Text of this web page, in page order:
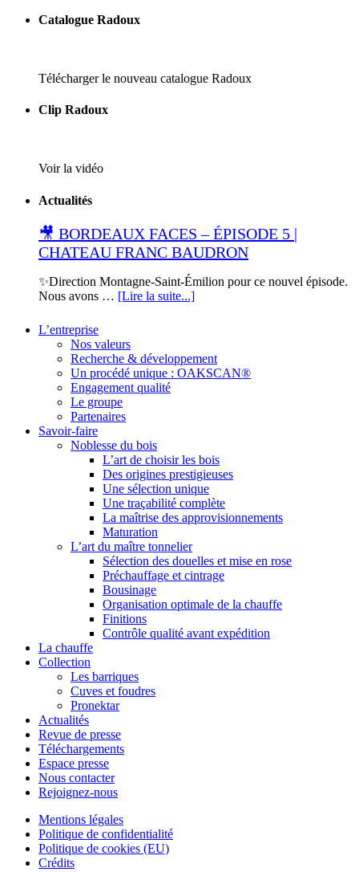
Catalogue Radoux
Télécharger le nouveau catalogue Radoux
Clip Radoux
Voir la vidéo
Actualités
🎥 BORDEAUX FACES – ÉPISODE 5 |
CHATEAU FRANC BAUDRON
✨Direction Montagne-Saint-Émilion pour ce nouvel épisode.
Nous avons … [Lire la suite...]
L’entreprise
Nos valeurs
Recherche & développement
Un procédé unique : OAKSCAN®
Engagement qualité
Le groupe
Partenaires
Savoir-faire
Noblesse du bois
L’art de choisir les bois
Des origines prestigieuses
Une sélection unique
Une traçabilité complète
La maîtrise des approvisionnements
Maturation
L’art du maître tonnelier
Sélection des douelles et mise en rose
Préchauffage et cintrage
Bousinage
Organisation optimale de la chauffe
Finitions
Contrôle qualité avant expédition
La chauffe
Collection
Les barriques
Cuves et foudres
Pronektar
Actualités
Revue de presse
Téléchargements
Espace presse
Nous contacter
Rejoignez-nous
Mentions légales
Politique de confidentialité
Politique de cookies (EU)
Crédits